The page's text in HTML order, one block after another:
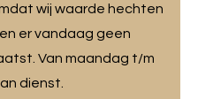
wij waarde hechten
er vandaag geen
Van maandag t/m
dienst.